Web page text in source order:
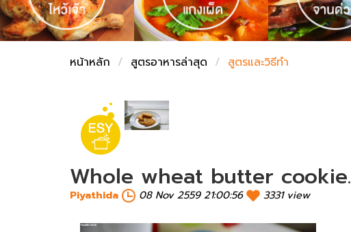
หน้าหลัก สูตรอาหารล่าสุด สูตรและวิธีทำ
Whole wheat butter cookie.
Piyathida 08 Nov 2559 21:00:56 3331 view